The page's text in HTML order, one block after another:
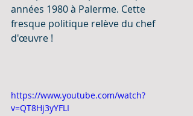
années 1980 à Palerme. Cette
fresque politique relève du chef
d'œuvre !
https://www.youtube.com/watch?
v=QT8Hj3yYFLI